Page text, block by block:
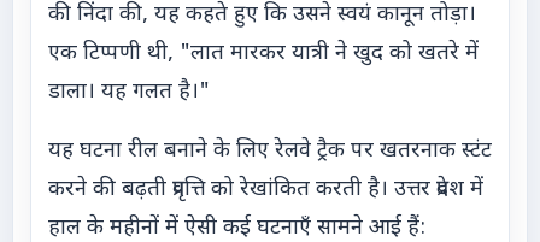
की निंदा की, यह कहते हुए कि उसने स्वयं कानून तोड़ा।
एक टिप्पणी थी, "लात मारकर यात्री ने खुद को खतरे में
डाला। यह गलत है।"
यह घटना रील बनाने के लिए रेलवे ट्रैक पर खतरनाक स्टंट
करने की बढ़ती प्रवृत्ति को रेखांकित करती है। उत्तर प्रदेश में
हाल के महीनों में ऐसी कई घटनाएँ सामने आई हैं: